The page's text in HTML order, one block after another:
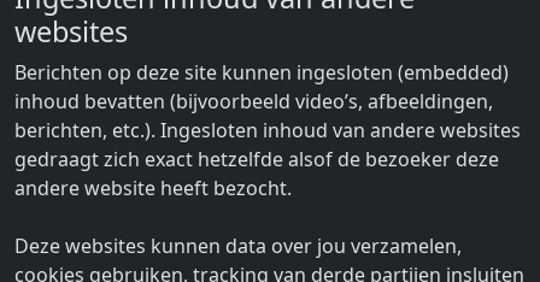
websites
Berichten op deze site kunnen ingesloten (embedded)
inhoud bevatten (bijvoorbeeld video’s, afbeeldingen,
berichten, etc.). Ingesloten inhoud van andere websites
gedraagt zich exact hetzelfde alsof de bezoeker deze
andere website heeft bezocht.
Deze websites kunnen data over jou verzamelen,
cookies gebruiken, tracking van derde partijen insluiten